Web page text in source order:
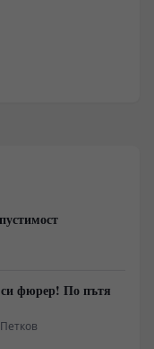
фюрер! По пътя